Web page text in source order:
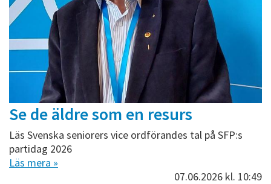
Se de äldre som en resurs
Läs Svenska seniorers vice ordförandes tal på SFP:s
partidag 2026
Läs mera »
07.06.2026 kl. 10:49